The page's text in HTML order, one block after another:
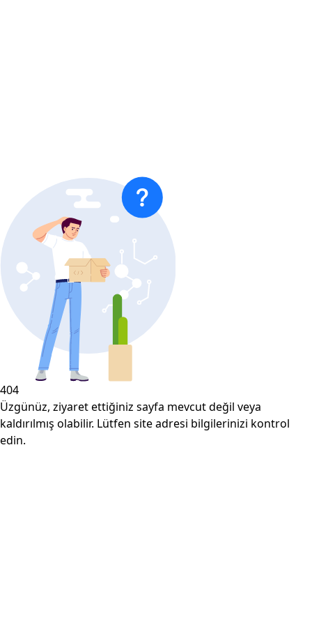
404
Üzgünüz, ziyaret ettiğiniz sayfa mevcut değil veya
kaldırılmış olabilir. Lütfen site adresi bilgilerinizi kontrol
edin.